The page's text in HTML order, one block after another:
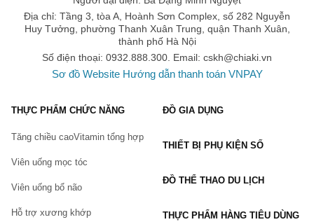
khuyến cáo chất lượng như Firon Max để trải nghiệm cuộc sống
tình dục thăng hoa.
Nếu bạn đang tìm kiếm một sản phẩm bao cao su chất lượng,
phù hợp với nhu cầu của mình, đừng bỏ qua
(Fullbox) Bao cao
Địa chỉ: Tầng 3, tòa A, Hoành Sơn Complex, số 282 Nguyễn
Huy Tưởng, phường Thanh Xuân Trung, quận Thanh Xuân,
thành phố Hà Nội
Số điện thoại: 0932.888.300. Email: cskh@chiaki.vn
Sơ đồ Website Hướng dẫn thanh toán VNPAY
THỰC PHẨM CHỨC NĂNG
Tăng chiều caoVitamin tổng hợp
Viên uống mọc tóc
Viên uống bổ não
Hỗ trợ xương khớp
ĐỒ GIA DỤNG
THIẾT BỊ PHỤ KIỆN SỐ
ĐỒ THỂ THAO DU LỊCH
THỰC PHẨM HÀNG TIÊU DÙNG